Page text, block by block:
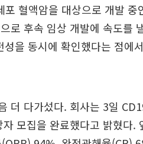
포 혈액암을 대상으로 개발
로 후속 임상 개발에 속도를
을 동시에 확인했다는 점에
더 다가섰다. 회사는 3일
모집을 완료했다고 밝혔다.